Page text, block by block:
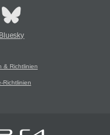
Bluesky
& Richtlinien
Richtlinien